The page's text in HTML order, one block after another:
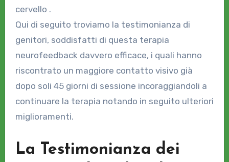
cervello .
Qui di seguito troviamo la testimonianza di
genitori, soddisfatti di questa terapia
neurofeedback davvero efficace, i quali hanno
riscontrato un maggiore contatto visivo già
dopo soli 45 giorni di sessione incoraggiandoli a
continuare la terapia notando in seguito ulteriori
miglioramenti.
La Testimonianza dei